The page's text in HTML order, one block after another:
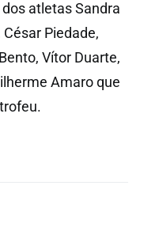
atletas Sandra
Piedade,
Vítor Duarte,
Amaro que